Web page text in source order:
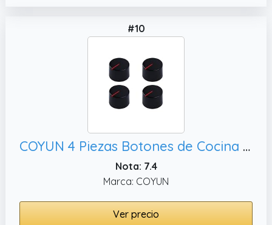
#10
COYUN 4 Piezas Botones de Cocina de Gas Perilla Cocina Mando Universal Cocina Gas Universales 6mm Botones Gas Botones de Estufa de Butano para Hornillo Gas Butano, Placa de Gas
Nota: 7.4
Marca: COYUN
Ver precio